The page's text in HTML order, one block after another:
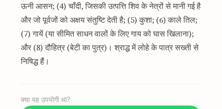
ऊनी आसन; (4) चाँदी, जिसकी उत्पत्ति शिव के नेत्रों से मानी गई है
और जो पूर्वजों को अक्षय संतुष्टि देती है; (5) कुशा; (6) काले तिल;
(7) गायें (या सीमित साधन वालों के लिए गाय को घास खिलाना);
और (8) दौहित्र (बेटी का पुत्र)। श्राद्ध में लोहे के पात्र सख्ती से
निषिद्ध हैं।
क्या यह उपयोगी था?